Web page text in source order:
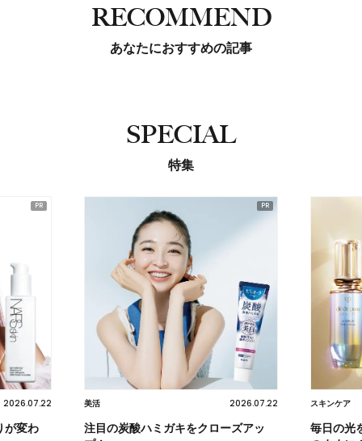
RECOMMEND
あなたにおすすめの記事
SPECIAL
特集
2026.07.22
ズアッ
スキンケア 2026.07.22
毎日の光を紡ぐケアで未来の肌を思い
スキンケア
諦めてい